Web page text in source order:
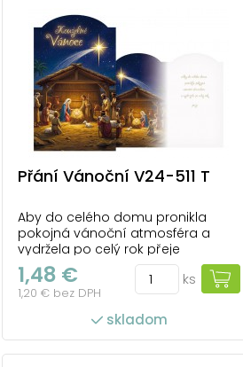
Přání Vánoční V24-511 T
Aby do celého domu pronikla
pokojná vánoční atmosféra a
vydržela po celý rok přeje
1,48 €
1,20 € bez DPH
ks
skladom